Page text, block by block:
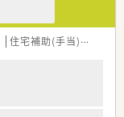
住宅補助(手当)あり